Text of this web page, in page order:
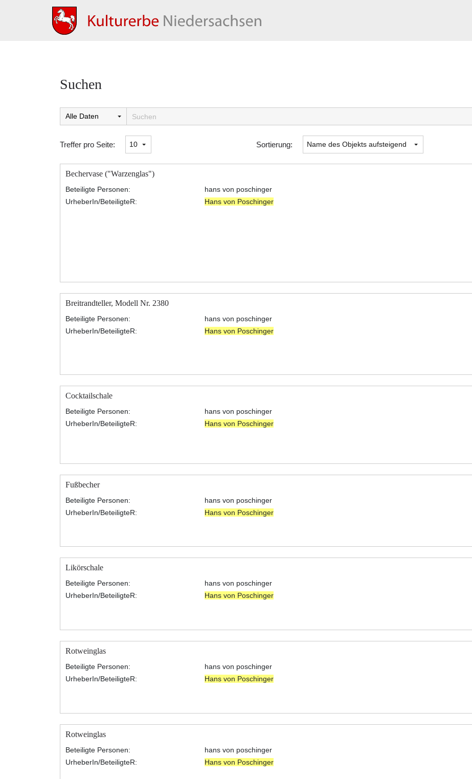
Suchen
Suchtreffer:
Treffer pro Seite: Sortierung:
Bechervase ("Warzenglas")
Beteiligte Personen:
hans von poschinger
UrheberIn/BeteiligteR:
Hans von Poschinger
Breitrandteller, Modell Nr. 2380
Beteiligte Personen:
hans von poschinger
UrheberIn/BeteiligteR:
Hans von Poschinger
Cocktailschale
Beteiligte Personen:
hans von poschinger
UrheberIn/BeteiligteR:
Hans von Poschinger
Fußbecher
Beteiligte Personen:
hans von poschinger
UrheberIn/BeteiligteR:
Hans von Poschinger
Likörschale
Beteiligte Personen:
hans von poschinger
UrheberIn/BeteiligteR:
Hans von Poschinger
Rotweinglas
Beteiligte Personen:
hans von poschinger
UrheberIn/BeteiligteR:
Hans von Poschinger
Rotweinglas
Beteiligte Personen:
hans von poschinger
UrheberIn/BeteiligteR:
Hans von Poschinger